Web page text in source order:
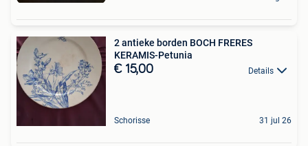
2 antieke borden BOCH FRERES
KERAMIS-Petunia
€ 15,00 Details
Schorisse 31 jul 26